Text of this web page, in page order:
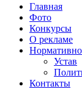
Главная
Фото
Конкурсы
О рекламе
Устав
Контакты